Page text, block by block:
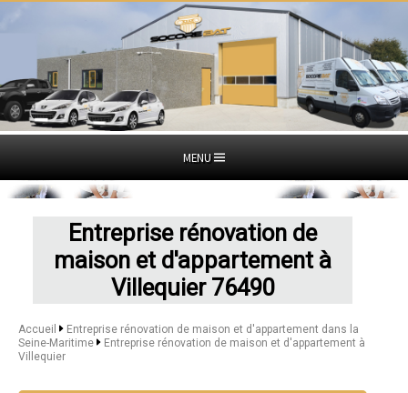
MENU
Entreprise rénovation de
maison et d'appartement à
Villequier 76490
Accueil
Entreprise rénovation de maison et d'appartement dans la
Seine-Maritime
Entreprise rénovation de maison et d'appartement à
Villequier